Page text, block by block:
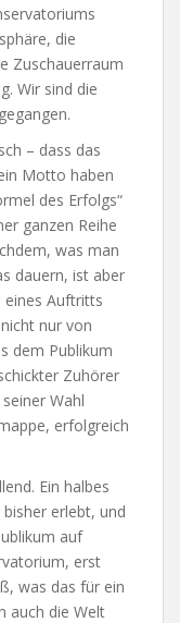
die
Zuschauerraum
Wir sind die
– dass das
Motto haben
des Erfolgs“
ganzen Reihe
was man
dauern, ist aber
eines Auftritts
nur von
dem Publikum
Zuhörer
Wahl
erfolgreich
Ein halbes
erlebt, und
auf
erst
was das für ein
auch die Welt